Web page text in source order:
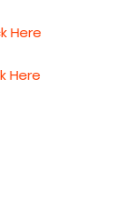
Here
Here